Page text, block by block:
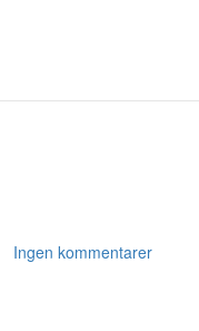
Ingen kommentarer